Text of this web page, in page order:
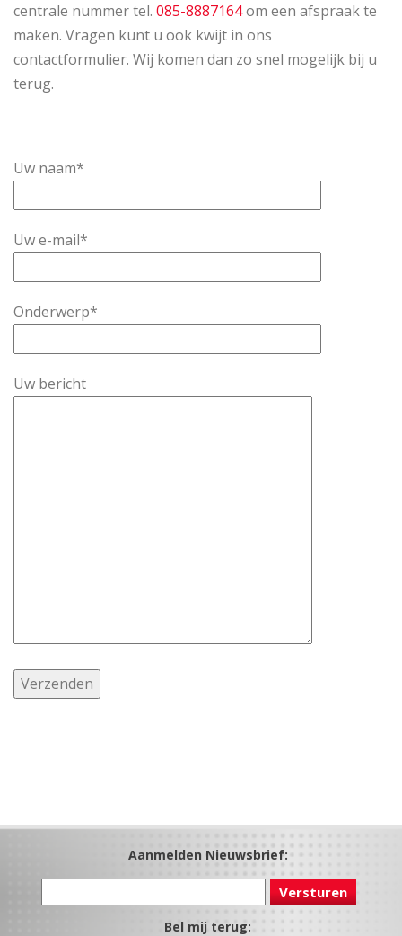
centrale nummer tel. 085-8887164om een afspraak te
maken. Vragen kunt u ook kwijt in ons
contactformulier. Wij komen dan zo snel mogelijk bij u
terug.
Uw naam*
Uw e-mail*
Onderwerp*
Uw bericht
Aanmelden Nieuwsbrief:
Bel mij terug: